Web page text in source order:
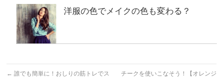
洋服の色でメイクの色も変わる？
← 誰でも簡単に！おしりの筋トレでス
チークを使いこなそう！【オレンジ